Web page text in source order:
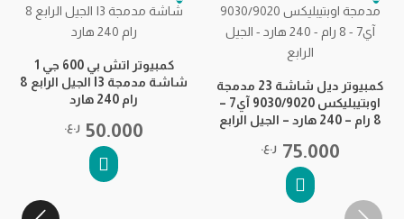
كمبيوتر ديل شاشة 23 مدمجة
اوبتيبليكس 9030/9020 آي7 –
8 رام – 240 هارد – الجيل الرابع
75.000 ر.ع.
كمبيوتر اتش بي 600 جي 1
شاشة مدمجة I3 الجيل الرابع 8
رام 240 هارد
50.000 ر.ع.